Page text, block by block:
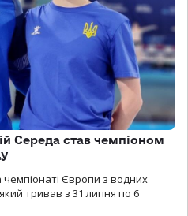
Середа став чемпіоном
Європи з водних
тривав з 31 липня по 6